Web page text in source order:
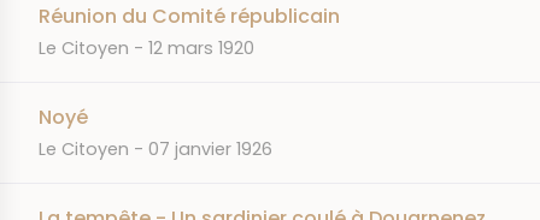
Réunion du Comité républicain
JOURNAL
Le Citoyen DATE
12 mars 1920
Noyé
JOURNAL
Le Citoyen DATE
07 janvier 1926